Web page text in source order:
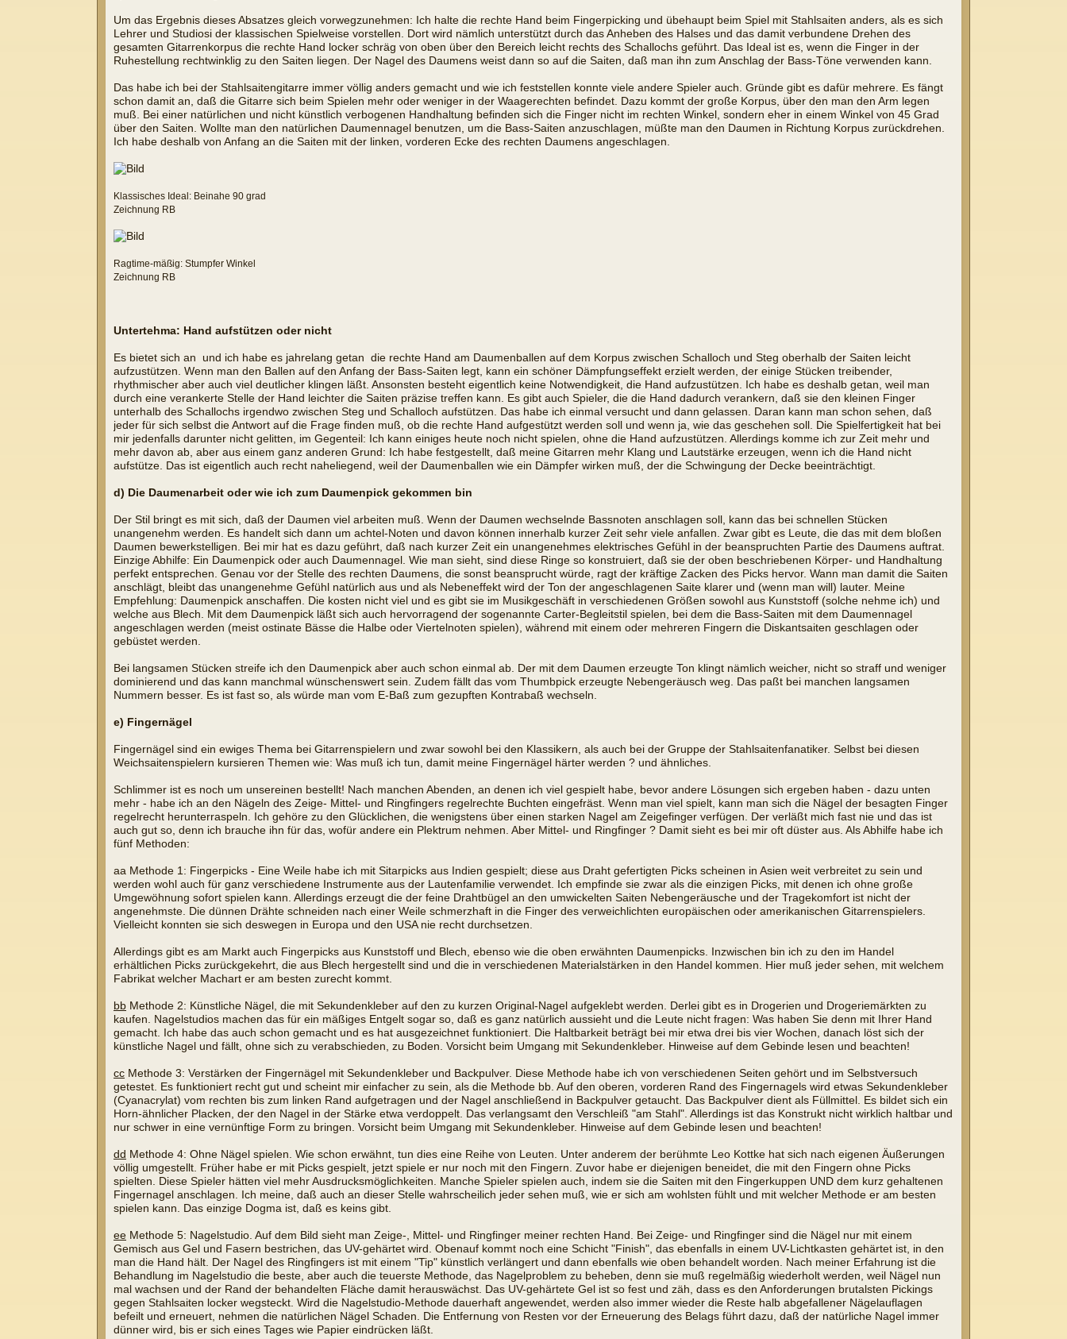
Um das Ergebnis dieses Absatzes gleich vorwegzunehmen: Ich halte die rechte Hand beim Fingerpicking und übehaupt beim Spiel mit Stahlsaiten anders, als es sich
Lehrer und Studiosi der klassischen Spielweise vorstellen. Dort wird nämlich unterstützt durch das Anheben des Halses und das damit verbundene Drehen des
gesamten Gitarrenkorpus die rechte Hand locker schräg von oben über den Bereich leicht rechts des Schallochs geführt. Das Ideal ist es, wenn die Finger in der
Ruhestellung rechtwinklig zu den Saiten liegen. Der Nagel des Daumens weist dann so auf die Saiten, daß man ihn zum Anschlag der Bass-Töne verwenden kann.
Das habe ich bei der Stahlsaitengitarre immer völlig anders gemacht und wie ich feststellen konnte viele andere Spieler auch. Gründe gibt es dafür mehrere. Es fängt
schon damit an, daß die Gitarre sich beim Spielen mehr oder weniger in der Waagerechten befindet. Dazu kommt der große Korpus, über den man den Arm legen
muß. Bei einer natürlichen und nicht künstlich verbogenen Handhaltung befinden sich die Finger nicht im rechten Winkel, sondern eher in einem Winkel von 45 Grad
über den Saiten. Wollte man den natürlichen Daumennagel benutzen, um die Bass-Saiten anzuschlagen, müßte man den Daumen in Richtung Korpus zurückdrehen.
Ich habe deshalb von Anfang an die Saiten mit der linken, vorderen Ecke des rechten Daumens angeschlagen.
Klassisches Ideal: Beinahe 90 grad
Zeichnung RB
Ragtime-mäßig: Stumpfer Winkel
Zeichnung RB
Untertehma: Hand aufstützen oder nicht
Es bietet sich an  und ich habe es jahrelang getan  die rechte Hand am Daumenballen auf dem Korpus zwischen Schalloch und Steg oberhalb der Saiten leicht
aufzustützen. Wenn man den Ballen auf den Anfang der Bass-Saiten legt, kann ein schöner Dämpfungseffekt erzielt werden, der einige Stücken treibender,
rhythmischer aber auch viel deutlicher klingen läßt. Ansonsten besteht eigentlich keine Notwendigkeit, die Hand aufzustützen. Ich habe es deshalb getan, weil man
durch eine verankerte Stelle der Hand leichter die Saiten präzise treffen kann. Es gibt auch Spieler, die die Hand dadurch verankern, daß sie den kleinen Finger
unterhalb des Schallochs irgendwo zwischen Steg und Schalloch aufstützen. Das habe ich einmal versucht und dann gelassen. Daran kann man schon sehen, daß
jeder für sich selbst die Antwort auf die Frage finden muß, ob die rechte Hand aufgestützt werden soll und wenn ja, wie das geschehen soll. Die Spielfertigkeit hat bei
mir jedenfalls darunter nicht gelitten, im Gegenteil: Ich kann einiges heute noch nicht spielen, ohne die Hand aufzustützen. Allerdings komme ich zur Zeit mehr und
mehr davon ab, aber aus einem ganz anderen Grund: Ich habe festgestellt, daß meine Gitarren mehr Klang und Lautstärke erzeugen, wenn ich die Hand nicht
aufstütze. Das ist eigentlich auch recht naheliegend, weil der Daumenballen wie ein Dämpfer wirken muß, der die Schwingung der Decke beeinträchtigt.
d) Die Daumenarbeit oder wie ich zum Daumenpick gekommen bin
Der Stil bringt es mit sich, daß der Daumen viel arbeiten muß. Wenn der Daumen wechselnde Bassnoten anschlagen soll, kann das bei schnellen Stücken
unangenehm werden. Es handelt sich dann um achtel-Noten und davon können innerhalb kurzer Zeit sehr viele anfallen. Zwar gibt es Leute, die das mit dem bloßen
Daumen bewerkstelligen. Bei mir hat es dazu geführt, daß nach kurzer Zeit ein unangenehmes elektrisches Gefühl in der beanspruchten Partie des Daumens auftrat.
Einzige Abhilfe: Ein Daumenpick oder auch Daumennagel. Wie man sieht, sind diese Ringe so konstruiert, daß sie der oben beschriebenen Körper- und Handhaltung
perfekt entsprechen. Genau vor der Stelle des rechten Daumens, die sonst beansprucht würde, ragt der kräftige Zacken des Picks hervor. Wann man damit die Saiten
anschlägt, bleibt das unangenehme Gefühl natürlich aus und als Nebeneffekt wird der Ton der angeschlagenen Saite klarer und (wenn man will) lauter. Meine
Empfehlung: Daumenpick anschaffen. Die kosten nicht viel und es gibt sie im Musikgeschäft in verschiedenen Größen sowohl aus Kunststoff (solche nehme ich) und
welche aus Blech. Mit dem Daumenpick läßt sich auch hervorragend der sogenannte Carter-Begleitstil spielen, bei dem die Bass-Saiten mit dem Daumennagel
angeschlagen werden (meist ostinate Bässe die Halbe oder Viertelnoten spielen), während mit einem oder mehreren Fingern die Diskantsaiten geschlagen oder
gebüstet werden.
Bei langsamen Stücken streife ich den Daumenpick aber auch schon einmal ab. Der mit dem Daumen erzeugte Ton klingt nämlich weicher, nicht so straff und weniger
dominierend und das kann manchmal wünschenswert sein. Zudem fällt das vom Thumbpick erzeugte Nebengeräusch weg. Das paßt bei manchen langsamen
Nummern besser. Es ist fast so, als würde man vom E-Baß zum gezupften Kontrabaß wechseln.
e) Fingernägel
Fingernägel sind ein ewiges Thema bei Gitarrenspielern und zwar sowohl bei den Klassikern, als auch bei der Gruppe der Stahlsaitenfanatiker. Selbst bei diesen
Weichsaitenspielern kursieren Themen wie: Was muß ich tun, damit meine Fingernägel härter werden ? und ähnliches.
Schlimmer ist es noch um unsereinen bestellt! Nach manchen Abenden, an denen ich viel gespielt habe, bevor andere Lösungen sich ergeben haben - dazu unten
mehr - habe ich an den Nägeln des Zeige- Mittel- und Ringfingers regelrechte Buchten eingefräst. Wenn man viel spielt, kann man sich die Nägel der besagten Finger
regelrecht herunterraspeln. Ich gehöre zu den Glücklichen, die wenigstens über einen starken Nagel am Zeigefinger verfügen. Der verläßt mich fast nie und das ist
auch gut so, denn ich brauche ihn für das, wofür andere ein Plektrum nehmen. Aber Mittel- und Ringfinger ? Damit sieht es bei mir oft düster aus. Als Abhilfe habe ich
fünf Methoden:
aa Methode 1: Fingerpicks - Eine Weile habe ich mit Sitarpicks aus Indien gespielt; diese aus Draht gefertigten Picks scheinen in Asien weit verbreitet zu sein und
werden wohl auch für ganz verschiedene Instrumente aus der Lautenfamilie verwendet. Ich empfinde sie zwar als die einzigen Picks, mit denen ich ohne große
Umgewöhnung sofort spielen kann. Allerdings erzeugt die der feine Drahtbügel an den umwickelten Saiten Nebengeräusche und der Tragekomfort ist nicht der
angenehmste. Die dünnen Drähte schneiden nach einer Weile schmerzhaft in die Finger des verweichlichten europäischen oder amerikanischen Gitarrenspielers.
Vielleicht konnten sie sich deswegen in Europa und den USA nie recht durchsetzen.
Allerdings gibt es am Markt auch Fingerpicks aus Kunststoff und Blech, ebenso wie die oben erwähnten Daumenpicks. Inzwischen bin ich zu den im Handel
erhältlichen Picks zurückgekehrt, die aus Blech hergestellt sind und die in verschiedenen Materialstärken in den Handel kommen. Hier muß jeder sehen, mit welchem
Fabrikat welcher Machart er am besten zurecht kommt.
bb Methode 2: Künstliche Nägel, die mit Sekundenkleber auf den zu kurzen Original-Nagel aufgeklebt werden. Derlei gibt es in Drogerien und Drogeriemärkten zu
kaufen. Nagelstudios machen das für ein mäßiges Entgelt sogar so, daß es ganz natürlich aussieht und die Leute nicht fragen: Was haben Sie denn mit Ihrer Hand
gemacht. Ich habe das auch schon gemacht und es hat ausgezeichnet funktioniert. Die Haltbarkeit beträgt bei mir etwa drei bis vier Wochen, danach löst sich der
künstliche Nagel und fällt, ohne sich zu verabschieden, zu Boden. Vorsicht beim Umgang mit Sekundenkleber. Hinweise auf dem Gebinde lesen und beachten!
cc Methode 3: Verstärken der Fingernägel mit Sekundenkleber und Backpulver. Diese Methode habe ich von verschiedenen Seiten gehört und im Selbstversuch
getestet. Es funktioniert recht gut und scheint mir einfacher zu sein, als die Methode bb. Auf den oberen, vorderen Rand des Fingernagels wird etwas Sekundenkleber
(Cyanacrylat) vom rechten bis zum linken Rand aufgetragen und der Nagel anschließend in Backpulver getaucht. Das Backpulver dient als Füllmittel. Es bildet sich ein
Horn-ähnlicher Placken, der den Nagel in der Stärke etwa verdoppelt. Das verlangsamt den Verschleiß "am Stahl". Allerdings ist das Konstrukt nicht wirklich haltbar und
nur schwer in eine vernünftige Form zu bringen. Vorsicht beim Umgang mit Sekundenkleber. Hinweise auf dem Gebinde lesen und beachten!
dd Methode 4: Ohne Nägel spielen. Wie schon erwähnt, tun dies eine Reihe von Leuten. Unter anderem der berühmte Leo Kottke hat sich nach eigenen Äußerungen
völlig umgestellt. Früher habe er mit Picks gespielt, jetzt spiele er nur noch mit den Fingern. Zuvor habe er diejenigen beneidet, die mit den Fingern ohne Picks
spielten. Diese Spieler hätten viel mehr Ausdrucksmöglichkeiten. Manche Spieler spielen auch, indem sie die Saiten mit den Fingerkuppen UND dem kurz gehaltenen
Fingernagel anschlagen. Ich meine, daß auch an dieser Stelle wahrscheilich jeder sehen muß, wie er sich am wohlsten fühlt und mit welcher Methode er am besten
spielen kann. Das einzige Dogma ist, daß es keins gibt.
ee Methode 5: Nagelstudio. Auf dem Bild sieht man Zeige-, Mittel- und Ringfinger meiner rechten Hand. Bei Zeige- und Ringfinger sind die Nägel nur mit einem
Gemisch aus Gel und Fasern bestrichen, das UV-gehärtet wird. Obenauf kommt noch eine Schicht "Finish", das ebenfalls in einem UV-Lichtkasten gehärtet ist, in den
man die Hand hält. Der Nagel des Ringfingers ist mit einem "Tip" künstlich verlängert und dann ebenfalls wie oben behandelt worden. Nach meiner Erfahrung ist die
Behandlung im Nagelstudio die beste, aber auch die teuerste Methode, das Nagelproblem zu beheben, denn sie muß regelmäßig wiederholt werden, weil Nägel nun
mal wachsen und der Rand der behandelten Fläche damit herauswächst. Das UV-gehärtete Gel ist so fest und zäh, dass es den Anforderungen brutalsten Pickings
gegen Stahlsaiten locker wegsteckt. Wird die Nagelstudio-Methode dauerhaft angewendet, werden also immer wieder die Reste halb abgefallener Nägelauflagen
befeilt und erneuert, nehmen die natürlichen Nägel Schaden. Die Entfernung von Resten vor der Erneuerung des Belags führt dazu, daß der natürliche Nagel immer
dünner wird, bis er sich eines Tages wie Papier eindrücken läßt.